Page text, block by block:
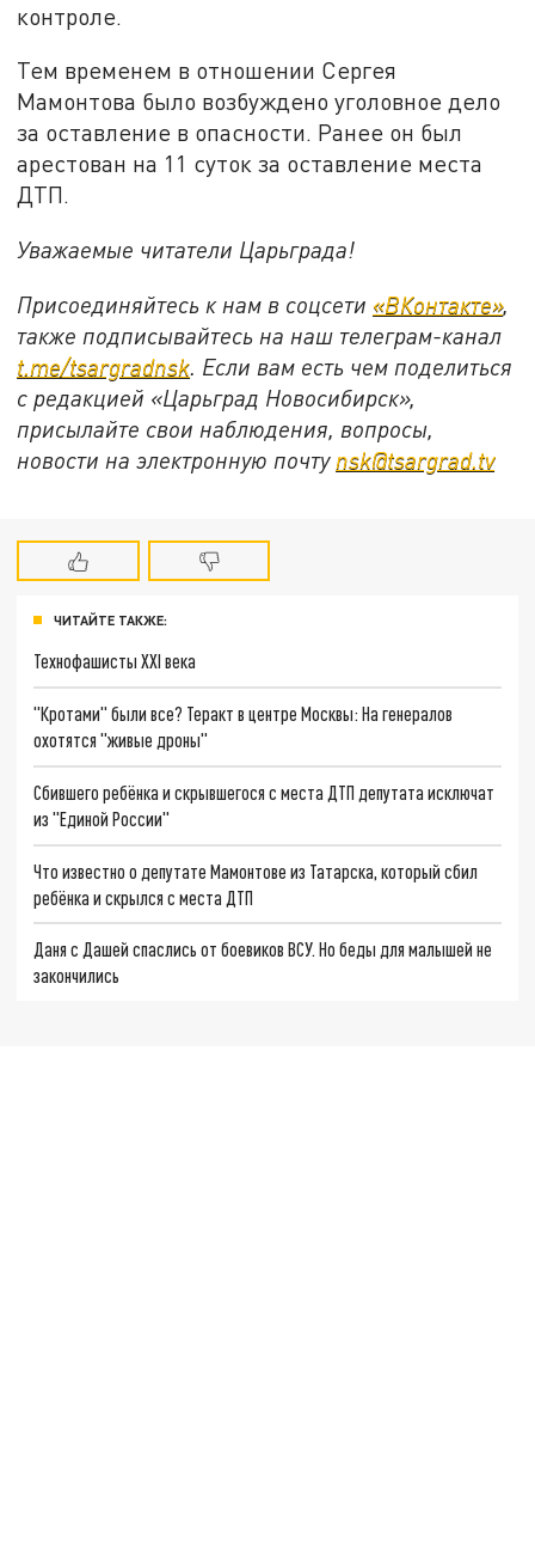
контроле.
Тем временем в отношении Сергея
Мамонтова было возбуждено уголовное дело
за оставление в опасности. Ранее он был
арестован на 11 суток за оставление места
ДТП.
Уважаемые читатели Царьграда!
Присоединяйтесь к нам в соцсети «ВКонтакте»,
также подписывайтесь на наш телеграм-канал
t.me/tsargradnsk. Если вам есть чем поделиться
с редакцией «Царьград Новосибирск»,
присылайте свои наблюдения, вопросы,
новости на электронную почту nsk@tsargrad.tv
ЧИТАЙТЕ ТАКЖЕ:
Технофашисты XXI века
"Кротами" были все? Теракт в центре Москвы: На генералов
охотятся "живые дроны"
Сбившего ребёнка и скрывшегося с места ДТП депутата исключат
из "Единой России"
Что известно о депутате Мамонтове из Татарска, который сбил
ребёнка и скрылся с места ДТП
Даня с Дашей спаслись от боевиков ВСУ. Но беды для малышей не
закончились